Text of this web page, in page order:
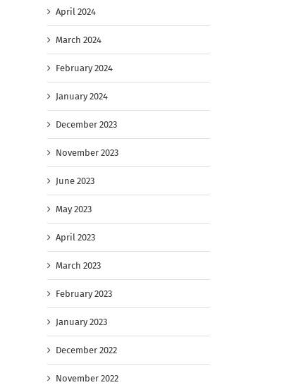
April 2024
March 2024
February 2024
January 2024
December 2023
November 2023
June 2023
May 2023
April 2023
March 2023
February 2023
January 2023
December 2022
November 2022